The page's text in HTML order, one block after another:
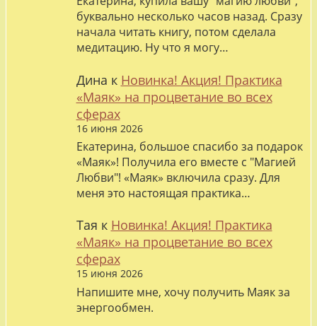
буквально несколько часов назад. Сразу
начала читать книгу, потом сделала
медитацию. Ну что я могу…
Дина к Новинка! Акция! Практика
«Маяк» на процветание во всех
сферах
16 июня 2026
Екатерина, большое спасибо за подарок
«Маяк»! Получила его вместе с "Магией
Любви"! «Маяк» включила сразу. Для
меня это настоящая практика…
Тая к Новинка! Акция! Практика
«Маяк» на процветание во всех
сферах
15 июня 2026
Напишите мне, хочу получить Маяк за
энергообмен.